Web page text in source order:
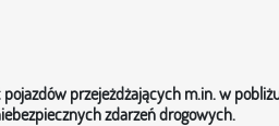
przejeżdżających m.in. w
zdarzeń drogowych.